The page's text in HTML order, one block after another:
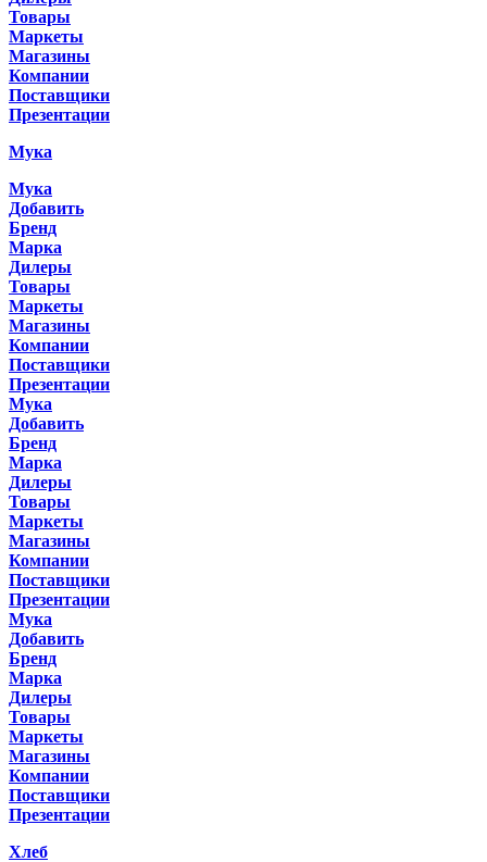
Товары
Маркеты
Магазины
Компании
Поставщики
Презентации
Мука
Мука
Добавить
Бренд
Марка
Дилеры
Товары
Маркеты
Магазины
Компании
Поставщики
Презентации
Мука
Добавить
Бренд
Марка
Дилеры
Товары
Маркеты
Магазины
Компании
Поставщики
Презентации
Мука
Добавить
Бренд
Марка
Дилеры
Товары
Маркеты
Магазины
Компании
Поставщики
Презентации
Хлеб